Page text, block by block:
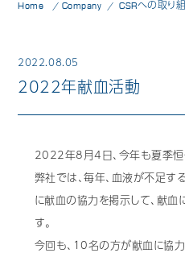
歯科用X線製品
オーラルスキャナ製品
歯科用CAD/CAM製品
歯科用CAD/CAM材料
3D外貌スキャナ製品
Home Company CSRへの取り
2022.08.05
2022年献血活動
2022年8月4日、今年も夏季恒
弊社では、毎年、血液が不足
に献血の協力を掲示して、献
す。
今回も、10名の方が献血に協力